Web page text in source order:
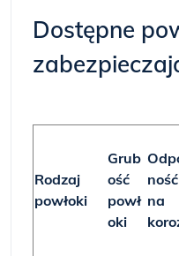
Dostępne
Rodzaj
powłoki
Grub
ość
powł
oki
ność
na